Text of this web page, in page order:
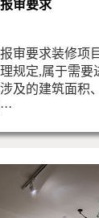
审要求
审要求装修项
规定,属于需要
及的建筑面积